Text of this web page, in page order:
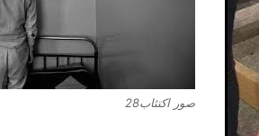
صور اكتئاب28